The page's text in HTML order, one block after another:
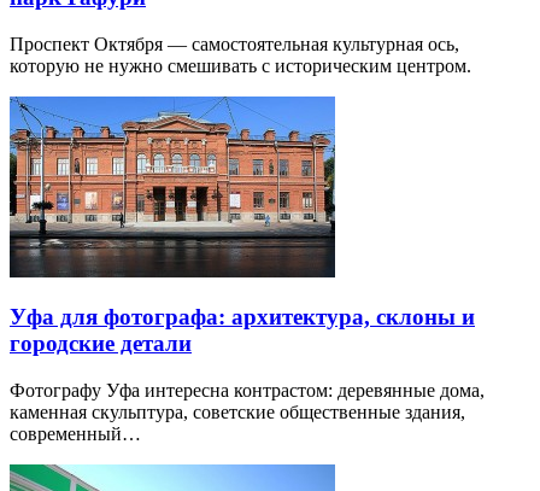
Проспект Октября — самостоятельная культурная ось,
которую не нужно смешивать с историческим центром.
Уфа для фотографа: архитектура, склоны и
городские детали
Фотографу Уфа интересна контрастом: деревянные дома,
каменная скульптура, советские общественные здания,
современный…